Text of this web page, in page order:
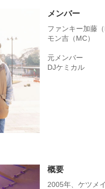
メンバー
ファンキー加藤（
モン吉（MC）
元メンバー
DJケミカル
概要
2005年、ケツメ